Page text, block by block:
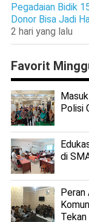
Pegadaian Bidik
Donor Bisa Jadi
2 hari yang lalu
Favorit
Polisi
di
Peran